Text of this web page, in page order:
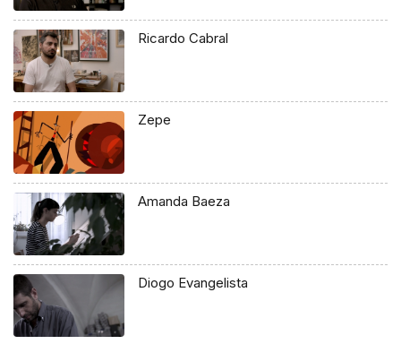
Ricardo Cabral
Zepe
Amanda Baeza
Diogo Evangelista